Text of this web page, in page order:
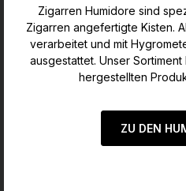
Zigarren Humidore sind
Zigarren angefertigte Kisten.
verarbeitet und mit
ausgestattet. Unser
hergestellten
ZU DEN